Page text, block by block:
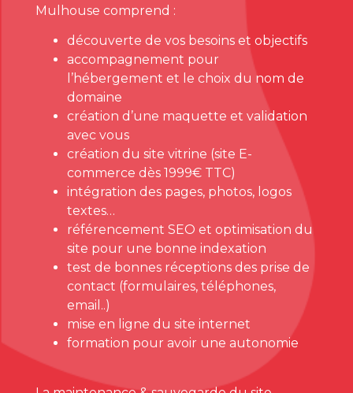
Mulhouse comprend :
découverte de vos besoins et objectifs
accompagnement pour
l’hébergement et le choix du nom de
domaine
création d’une maquette et validation
avec vous
création du site vitrine (site E-
commerce dès 1999€ TTC)
intégration des pages, photos, logos
textes…
référencement SEO et optimisation du
site pour une bonne indexation
test de bonnes réceptions des prise de
contact (formulaires, téléphones,
email..)
mise en ligne du site internet
formation pour avoir une autonomie